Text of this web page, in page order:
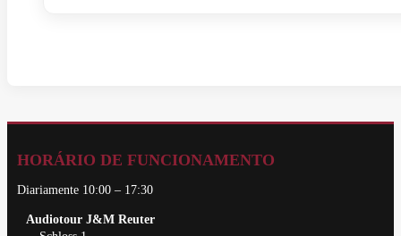
HORÁRIO DE FUNCIONAMENTO
Diariamente 10:00 – 17:30
Audiotour J&M Reuter